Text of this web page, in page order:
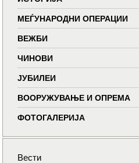
МЕЃУНАРОДНИ ОПЕРАЦИИ
ВЕЖБИ
ЧИНОВИ
ЈУБИЛЕИ
ВООРУЖУВАЊЕ И ОПРЕМА
ФОТОГАЛЕРИЈА
Вести